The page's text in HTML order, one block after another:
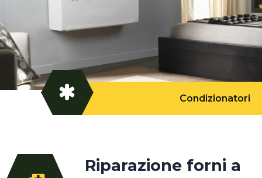
Condizionatori
Riparazione forni a